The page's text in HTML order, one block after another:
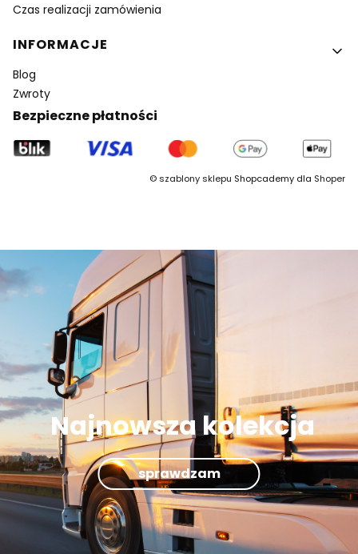
Czas realizacji zamówienia
INFORMACJE
Blog
Zwroty
Bezpieczne płatności
©szablony sklepu Shopcademy dla Shoper
Najnowsza kolekcja
sprawdzam